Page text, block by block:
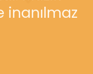
onu
inanılmaz